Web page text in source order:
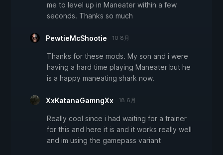
me to level up in Maneater within a few
seconds. Thanks so much
PewtieMcShootie 10 8月
Thanks for these mods. My son and i were
having a hard time playing Maneater but he
is a happy maneating shark now.
XxKatanaGamngXx 18 6月
Really cool since i had waiting for a trainer
for this and here it is and it works really well
and im using the gamepass variant